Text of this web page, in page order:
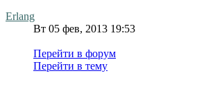
Erlang
Вт 05 фев, 2013 19:53
Перейти в форум
Перейти в тему